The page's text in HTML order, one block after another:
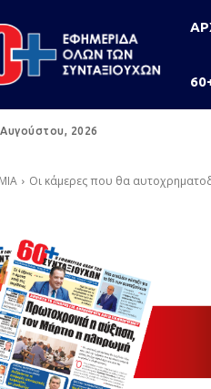
2026
Οι κάμερες που θα